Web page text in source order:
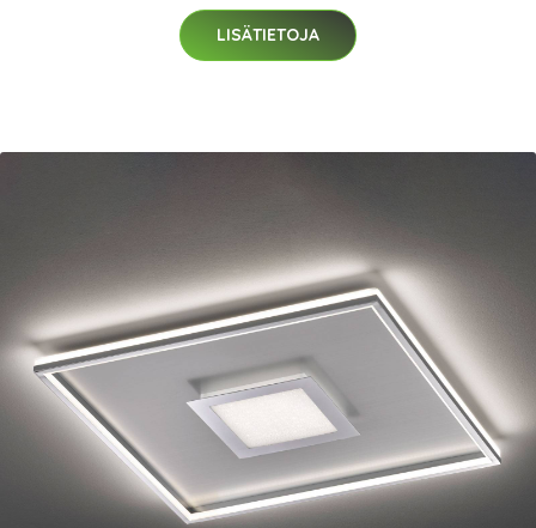
LISÄTIETOJA